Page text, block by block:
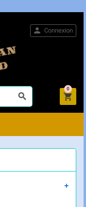

 Connexion

0
